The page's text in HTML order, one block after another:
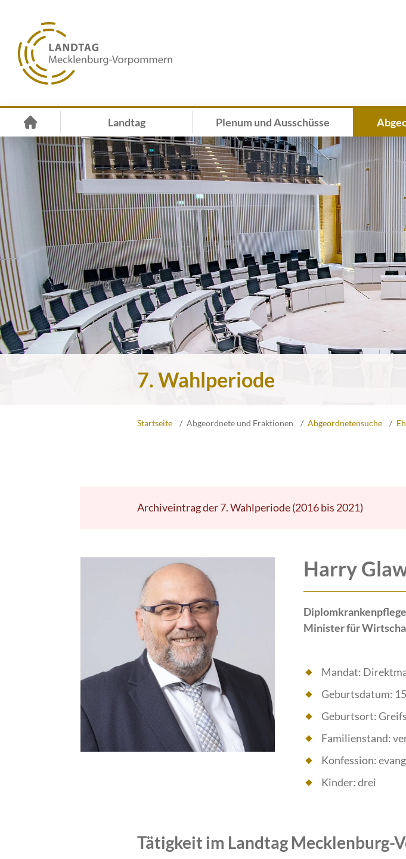
Landtag Plenum und Ausschüsse
7. Wahlperiode
Startseite Abgeordnete und Fraktionen Abgeordnetensuche
Archiveintrag der 7. Wahlperiode (2016 bis 2021)
Harry
Minister für
Mandat:
Geburtsdatum:
Geburtsort:
Familienstand:
Konfession:
Kinder: drei
Tätigkeit im Landtag Mecklenburg-